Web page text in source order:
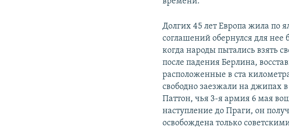
Долгих 45 лет Европа жила
соглашений обернулся для
когда народы пытались взять
после падения Берлина,
расположенные в ста
свободно заезжали на джипах
Паттон, чья 3-я армия 6 мая
наступление до Праги, он
освобождена только